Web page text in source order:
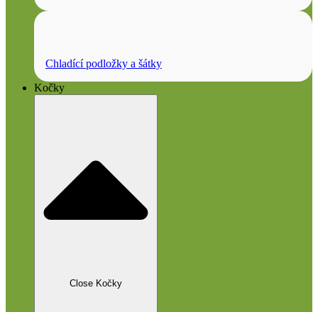
Chladící podložky a šátky
Kočky
Close Kočky